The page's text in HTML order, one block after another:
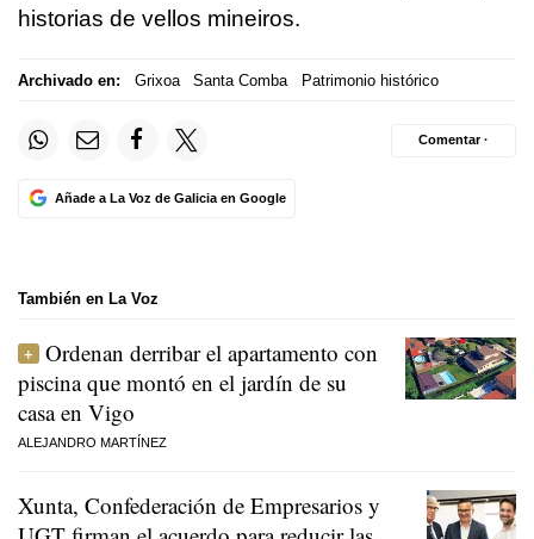
historias de vellos mineiros.
Archivado en: Grixoa Santa Comba Patrimonio histórico
Añade a La Voz de Galicia en Google
Comentar ·
También en La Voz
Ordenan derribar el apartamento con
piscina que montó en el jardín de su
casa en Vigo
ALEJANDRO MARTÍNEZ
Xunta, Confederación de Empresarios y